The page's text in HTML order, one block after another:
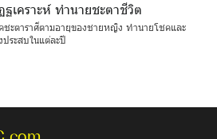
เคราะห์ ทำนายชะตาชีวิต
ะตาราศีตามอายุของชายหญิง ทำนายโชคและ
ประสบในแต่ละปี